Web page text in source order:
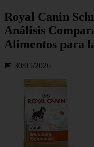
Royal Canin
Análisis
Alimentos para
📅 30/05/2026